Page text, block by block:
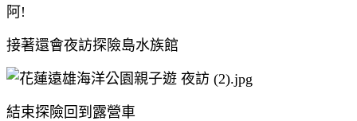
阿!
接著還會夜訪探險島水族館
結束探險回到露營車